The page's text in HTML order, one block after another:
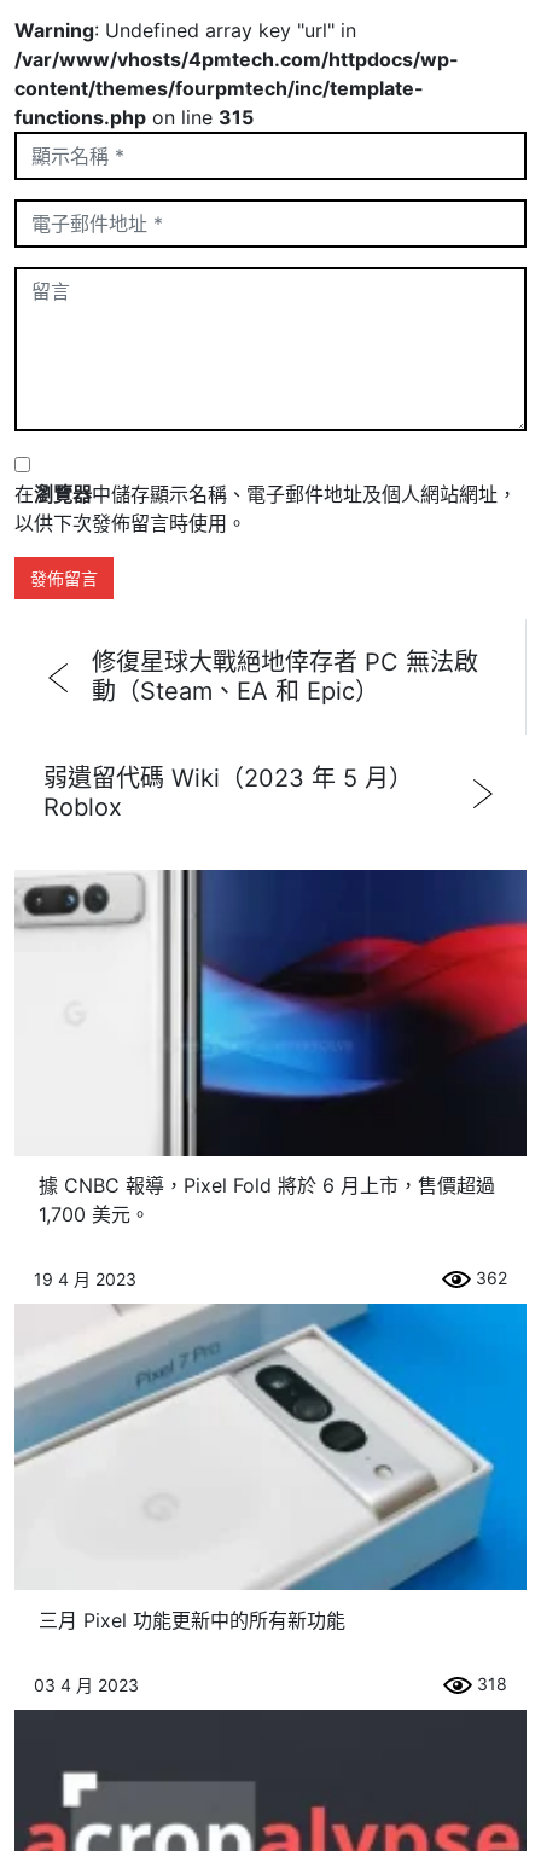
Warning: Undefined array key "url" in
/var/www/vhosts/4pmtech.com/httpdocs/wp-
content/themes/fourpmtech/inc/template-
functions.php on line 315
在瀏覽器中儲存顯示名稱、電子郵件地址及個人網站網址，
以供下次發佈留言時使用。
修復星球大戰絕地倖存者 PC 無法啟
動（Steam、EA 和 Epic）
弱遺留代碼 Wiki（2023 年 5 月）
Roblox
據 CNBC 報導，Pixel Fold 將於 6 月上市，售價超過
1,700 美元。
19 4 月 2023 362
三月 Pixel 功能更新中的所有新功能
03 4 月 2023 318